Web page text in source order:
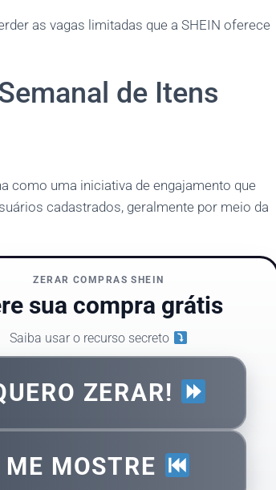
as vagas limitadas que a SHEIN oferece
de Itens
como uma iniciativa de engajamento que
cadastrados, geralmente por meio da
ZERAR COMPRAS SHEIN
sua compra grátis
Saiba usar o recurso secreto
ZERAR!
ME MOSTRE